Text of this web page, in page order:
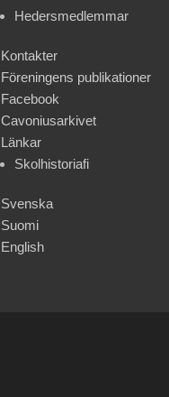
Hedersmedlemmar
Kontakter
Föreningens publikationer
Facebook
Cavoniusarkivet
Länkar
Skolhistoriafi
Svenska
Suomi
English